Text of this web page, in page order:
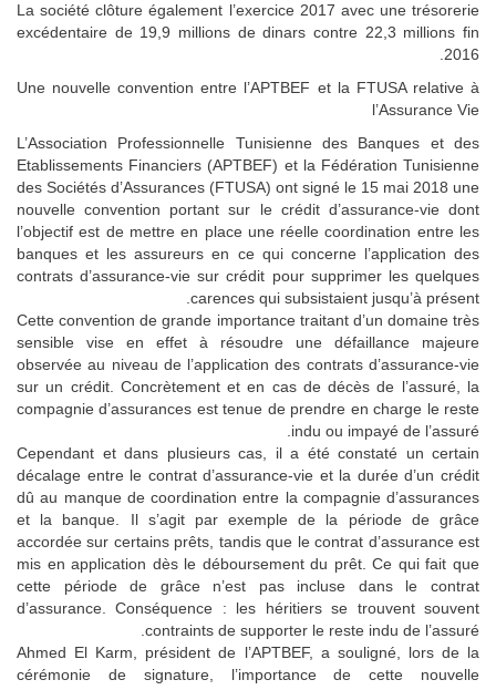
La société clôture également l’exercice 2017 avec une trésorerie
excédentaire de 19,9 millions de dinars contre 22,3 millions fin
2016.
Une nouvelle convention entre l’APTBEF et la FTUSA relative à
l’Assurance Vie
L’Association Professionnelle Tunisienne des Banques et des
Etablissements Financiers (APTBEF) et la Fédération Tunisienne
des Sociétés d’Assurances (FTUSA) ont signé le 15 mai 2018 une
nouvelle convention portant sur le crédit d’assurance-vie dont
l’objectif est de mettre en place une réelle coordination entre les
banques et les assureurs en ce qui concerne l’application des
contrats d’assurance-vie sur crédit pour supprimer les quelques
carences qui subsistaient jusqu’à présent.
Cette convention de grande importance traitant d’un domaine très
sensible vise en effet à résoudre une défaillance majeure
observée au niveau de l’application des contrats d’assurance-vie
sur un crédit. Concrètement et en cas de décès de l’assuré, la
compagnie d’assurances est tenue de prendre en charge le reste
indu ou impayé de l’assuré.
Cependant et dans plusieurs cas, il a été constaté un certain
décalage entre le contrat d’assurance-vie et la durée d’un crédit
dû au manque de coordination entre la compagnie d’assurances
et la banque. Il s’agit par exemple de la période de grâce
accordée sur certains prêts, tandis que le contrat d’assurance est
mis en application dès le déboursement du prêt. Ce qui fait que
cette période de grâce n’est pas incluse dans le contrat
d’assurance. Conséquence : les héritiers se trouvent souvent
contraints de supporter le reste indu de l’assuré.
Ahmed El Karm, président de l’APTBEF, a souligné, lors de la
cérémonie de signature, l’importance de cette nouvelle